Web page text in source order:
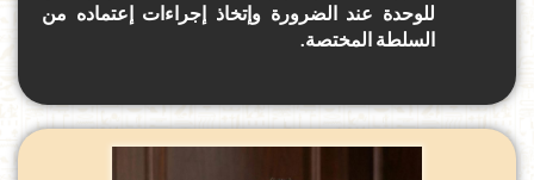
للوحدة عند الضرورة وإتخاذ إجراءات إعتماده من
السلطة المختصة.